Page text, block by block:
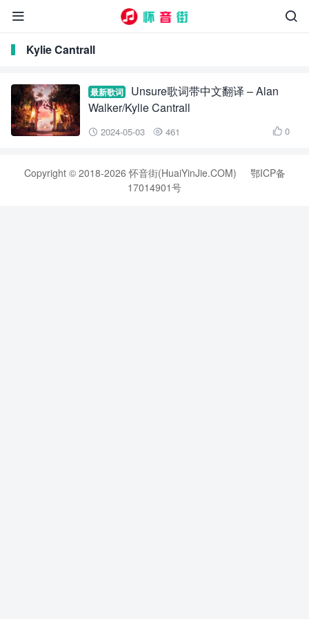


Kylie Cantrall
最新歌词
Unsure歌词带中文翻译 – Alan
Walker/Kylie Cantrall
 2024-05-03  461  0
Copyright © 2018-2026 怀音街(HuaiYinJie.COM)
鄂ICP备
17014901号